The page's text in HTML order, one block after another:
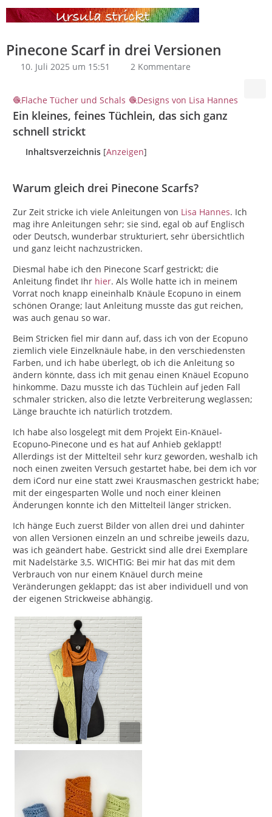
Pinecone Scarf in drei Versionen
10. Juli 2025 um 15:51 2 Kommentare
Flache Tücher und Schals Designs von Lisa Hannes
Ein kleines, feines Tüchlein, das sich ganz
schnell strickt
Inhaltsverzeichnis [Anzeigen]
Warum gleich drei Pinecone Scarfs?
Zur Zeit stricke ich viele Anleitungen von Lisa Hannes. Ich
mag ihre Anleitungen sehr; sie sind, egal ob auf Englisch
oder Deutsch, wunderbar strukturiert, sehr übersichtlich
und ganz leicht nachzustricken.
Diesmal habe ich den Pinecone Scarf gestrickt; die
Anleitung findet Ihr hier. Als Wolle hatte ich in meinem
Vorrat noch knapp eineinhalb Knäule Ecopuno in einem
schönen Orange; laut Anleitung musste das gut reichen,
was auch genau so war.
Beim Stricken fiel mir dann auf, dass ich von der Ecopuno
ziemlich viele Einzelknäule habe, in den verschiedensten
Farben, und ich habe überlegt, ob ich die Anleitung so
ändern könnte, dass ich mit genau einen Knäuel Ecopuno
hinkomme. Dazu musste ich das Tüchlein auf jeden Fall
schmaler stricken, also die letzte Verbreiterung weglassen;
Länge brauchte ich natürlich trotzdem.
Ich habe also losgelegt mit dem Projekt Ein-Knäuel-
Ecopuno-Pinecone und es hat auf Anhieb geklappt!
Allerdings ist der Mittelteil sehr kurz geworden, weshalb ich
noch einen zweiten Versuch gestartet habe, bei dem ich vor
dem iCord nur eine statt zwei Krausmaschen gestrickt habe;
mit der eingesparten Wolle und noch einer kleinen
Änderungen konnte ich den Mittelteil länger stricken.
Ich hänge Euch zuerst Bilder von allen drei und dahinter
von allen Versionen einzeln an und schreibe jeweils dazu,
was ich geändert habe. Gestrickt sind alle drei Exemplare
mit Nadelstärke 3,5. WICHTIG: Bei mir hat das mit dem
Verbrauch von nur einem Knäuel durch meine
Veränderungen geklappt; das ist aber individuell und von
der eigenen Strickweise abhängig.